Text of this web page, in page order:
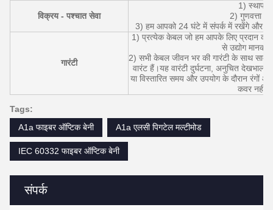
संपर्क
विक्रय - पश्चात सेवा
1) स्थापना
2) गुणवत्ता
3) हम आपको 24 घंटे में संपर्क में रखेंगे और आगे
गारंटी
1) प्रत्येक केबल जो हम आपके लिए प्रदान करते
से उद्योग
2) सभी केबल जीवन भर की गारंटी के साथ
वारंट हैं।यह वारंटी दुर्घटना, अनुचित देखभाल,
या विस्तारित समय और उपयोग के दौरान रंगों
कवर नहीं
Tags:
A1a फाइबर ऑप्टिक बेनी
A1a एलसी पिगटेल मल्टीमोड
IEC 60332 फाइबर ऑप्टिक बेनी